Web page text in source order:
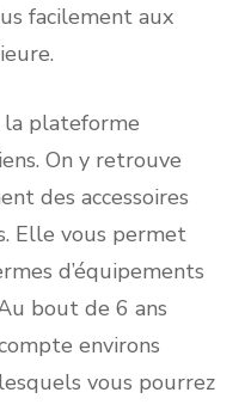
facilement aux
plateforme
On y retrouve
des accessoires
Elle vous permet
d’équipements
bout de 6 ans
environs
vous pourrez